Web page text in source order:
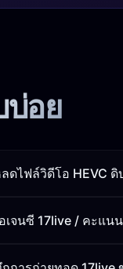
อย
ดไฟล์วิดีโอ HEVC ดิ
เจนซี 17live / คะแ